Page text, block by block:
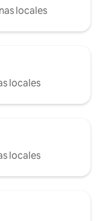
locales
locales
locales